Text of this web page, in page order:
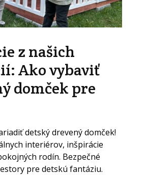
z našich
Ako vybaviť
domček pre
detský drevený domček!
interiérov, inšpirácie
rodín. Bezpečné
pre detskú fantáziu.